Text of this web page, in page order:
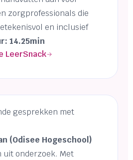
zorgprofessionals die
en inclusief
14.25min
LeerSnack
gesprekken met
(Odisee Hogeschool)
uit onderzoek. Met